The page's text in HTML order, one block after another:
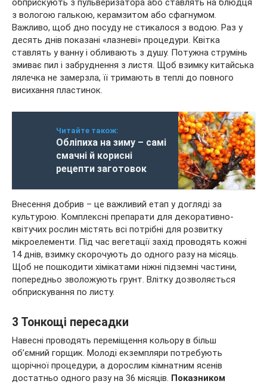
обприскують з пульверизатора або ставлять на блюдця
з вологою галькою, керамзитом або сфагнумом.
Важливо, щоб дно посуду не стикалося з водою. Раз у
десять днів показані «лазневі» процедури. Квітка
ставлять у ванну і обливають з душу. Потужна струмінь
змиває пил і забруднення з листя. Щоб взимку китайська
лялечка не замерзла, її тримають в теплі до повного
висихання пластинок.
Читайте також:
Обліпиха на зиму – самі
смачні й корисні
рецепти заготовок
Внесення добрив – це важливий етап у догляді за
культурою. Комплексні препарати для декоративно-
квітучих рослин містять всі потрібні для розвитку
мікроелементи. Під час вегетації захід проводять кожні
14 днів, взимку скорочують до одного разу на місяць.
Щоб не пошкодити хімікатами ніжні підземні частини,
попередньо зволожують грунт. Влітку дозволяється
обприскування по листу.
3 Тонкощі пересадки
Навесні проводять переміщення кольору в більш
об’ємний горщик. Молоді екземпляри потребують
щорічної процедури, а дорослим кімнатним ясенів
достатньо одного разу на 36 місяців. Показником